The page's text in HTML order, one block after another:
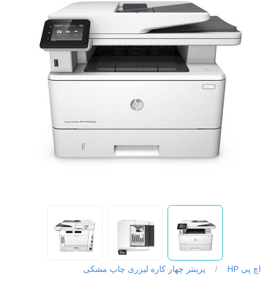
اچ پی HP / پرینتر چهار کاره لیزری چاپ مشکی